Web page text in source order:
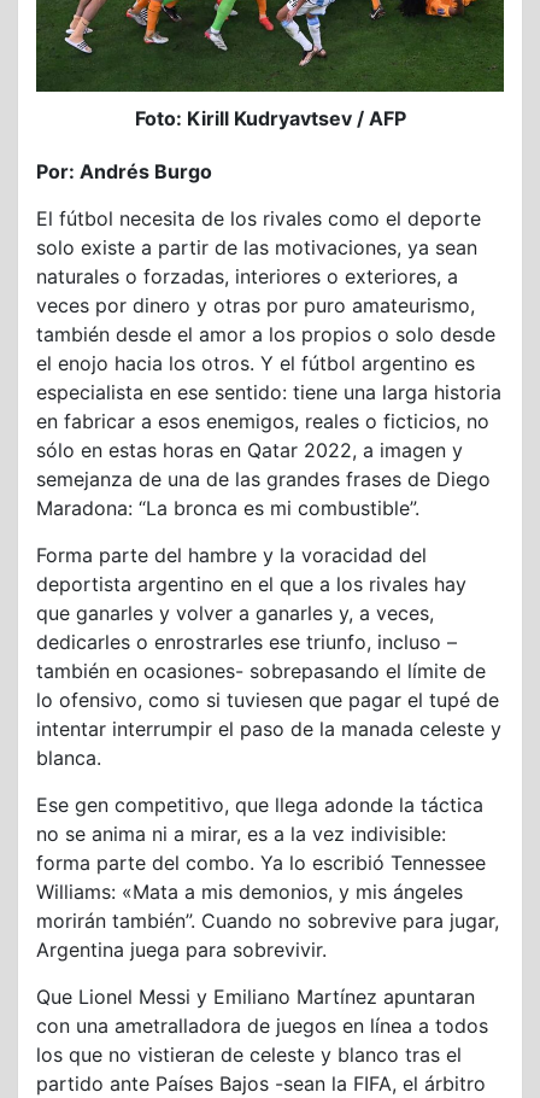
Foto: Kirill Kudryavtsev / AFP
Por: Andrés Burgo
El fútbol necesita de los rivales como el deporte
solo existe a partir de las motivaciones, ya sean
naturales o forzadas, interiores o exteriores, a
veces por dinero y otras por puro amateurismo,
también desde el amor a los propios o solo desde
el enojo hacia los otros. Y el fútbol argentino es
especialista en ese sentido: tiene una larga historia
en fabricar a esos enemigos, reales o ficticios, no
sólo en estas horas en Qatar 2022, a imagen y
semejanza de una de las grandes frases de Diego
Maradona: “La bronca es mi combustible”.
Forma parte del hambre y la voracidad del
deportista argentino en el que a los rivales hay
que ganarles y volver a ganarles y, a veces,
dedicarles o enrostrarles ese triunfo, incluso –
también en ocasiones- sobrepasando el límite de
lo ofensivo, como si tuviesen que pagar el tupé de
intentar interrumpir el paso de la manada celeste y
blanca.
Ese gen competitivo, que llega adonde la táctica
no se anima ni a mirar, es a la vez indivisible:
forma parte del combo. Ya lo escribió Tennessee
Williams: «Mata a mis demonios, y mis ángeles
morirán también”. Cuando no sobrevive para jugar,
Argentina juega para sobrevivir.
Que Lionel Messi y Emiliano Martínez apuntaran
con una ametralladora de juegos en línea a todos
los que no vistieran de celeste y blanco tras el
partido ante Países Bajos -sean la FIFA, el árbitro